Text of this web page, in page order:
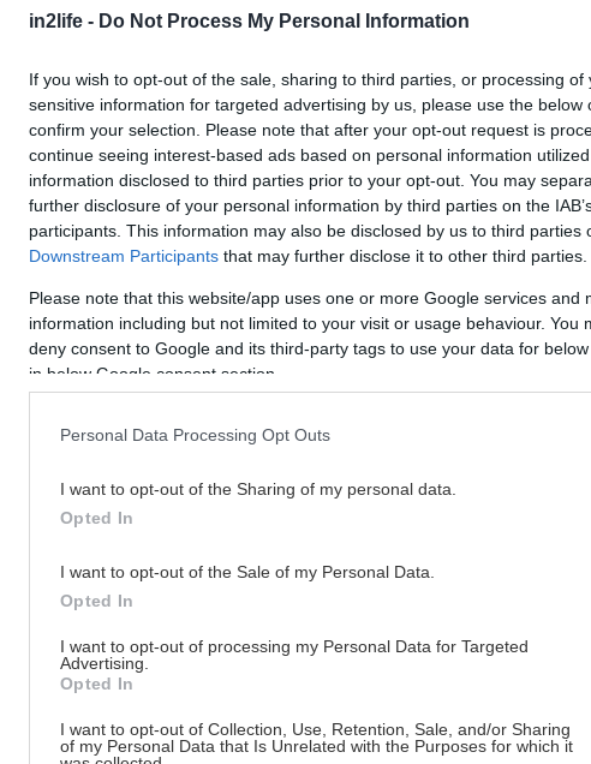
in2life - Do Not Process My Personal Information
If you wish to opt-out of the sale, sharing to third parties, or processing of
sensitive information for targeted advertising by us, please use the below
confirm your selection. Please note that after your opt-out request is
continue seeing interest-based ads based on personal information
information disclosed to third parties prior to your opt-out. You may
further disclosure of your personal information by third parties on the
participants. This information may also be disclosed by us to third parties
Downstream Participants that may further disclose it to other third parties.
Please note that this website/app uses one or more Google services and
information including but not limited to your visit or usage behaviour. You
deny consent to Google and its third-party tags to use your data for
in below Google consent section.
Personal Data Processing Opt Outs
I want to opt-out of the Sharing of my personal data.
Opted In
I want to opt-out of the Sale of my Personal Data.
Opted In
I want to opt-out of processing my Personal Data for Targeted
Advertising.
Opted In
I want to opt-out of Collection, Use, Retention, Sale, and/or Sharing
of my Personal Data that Is Unrelated with the Purposes for which it